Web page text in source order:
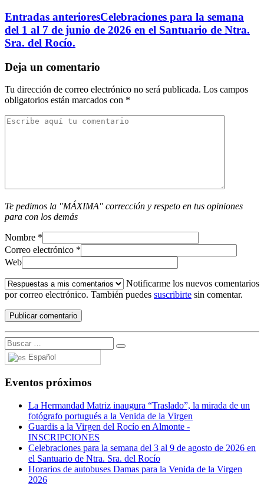
Entradas anterioresCelebraciones para la semana
del 1 al 7 de junio de 2026 en el Santuario de Ntra.
Sra. del Rocío.
Deja un comentario
Tu dirección de correo electrónico no será publicada. Los campos
obligatorios están marcados con *
Te pedimos la "MÁXIMA" corrección y respeto en tus opiniones
para con los demás
Nombre *
Correo electrónico *
Web
Notificarme los nuevos comentarios
por correo electrónico. También puedes suscribirte sin comentar.
Español
Eventos próximos
La Hermandad Matriz inaugura “Traslado”, la mirada de un
fotógrafo portugués a la Venida de la Virgen
Guardis a la Virgen del Rocío en Almonte -
INSCRIPCIONES
Celebraciones para la semana del 3 al 9 de agosto de 2026 en
el Santuario de Ntra. Sra. del Rocío
Horarios de autobuses Damas para la Venida de la Virgen
2026